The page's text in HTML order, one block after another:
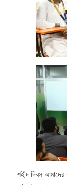
শহীদ দিবস আমাদের